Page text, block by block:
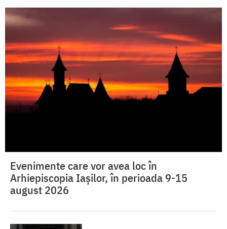
Evenimente care vor avea loc în
Arhiepiscopia Iaşilor, în perioada 9-15
august 2026